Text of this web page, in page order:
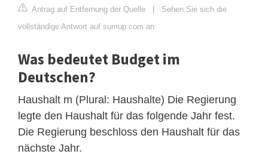
Antrag auf Entfernung der Quelle
Sehen Sie sich die
vollständige Antwort auf sumup.com an
Was bedeutet Budget im
Deutschen?
Haushalt m (Plural: Haushalte) Die Regierung
legte den Haushalt für das folgende Jahr fest.
Die Regierung beschloss den Haushalt für das
nächste Jahr.